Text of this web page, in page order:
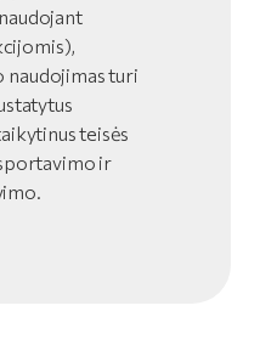
naudojimas turi
teisės
ir